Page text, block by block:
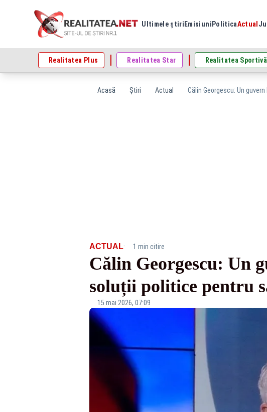
Ultimele știri Emisiuni PoliticaActual
Realitatea Plus Realitatea Star Realitatea Sportivă
Acasă Știri Actual Călin Georgescu: Un
ACTUAL· 1 min citire
Călin Georgescu: Un
soluții politice pentru
15 mai 2026, 07:09